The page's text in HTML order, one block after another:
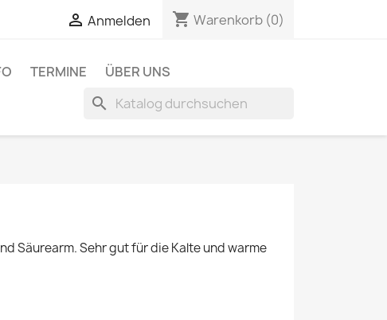
 Anmelden shopping_cart Warenkorb (0)
TERMINE ÜBER UNS
search
Säurearm. Sehr gut für die Kalte und warme